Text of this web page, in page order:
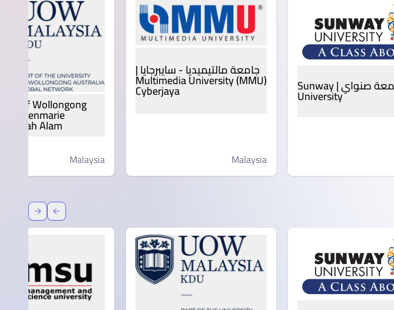
جامعة صنواي | Sunway
University
جامعة مالتيميديا - سايبرجايا |
Multimedia University (MMU)
Cyberjaya
Malaysia
of Wollongong
| Glenmarie
Shah Alam
Malaysia
عودةإعادة